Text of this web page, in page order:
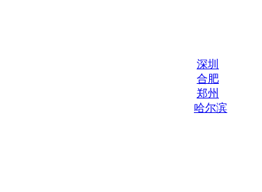
深圳
合肥
郑州
哈尔滨